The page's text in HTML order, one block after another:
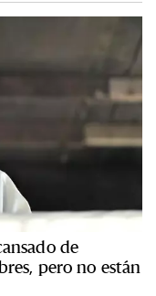
de
pero no están